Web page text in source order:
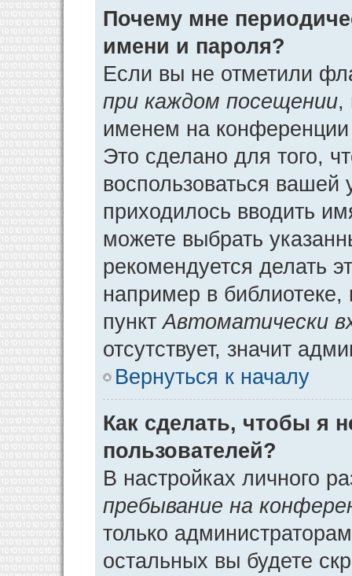
Почему мне
имени и пароля?
Если вы не отметили
при каждом посещении,
именем на конференции
Это сделано для того,
воспользоваться
приходилось вводить
можете выбрать
рекомендуется делать
например в библиотеке,
пунктАвтоматически
отсутствует, значит
Вернуться к началу
Как сделать, чтобы я
пользователей?
В настройках личного
пребывание на
только
остальных вы будете